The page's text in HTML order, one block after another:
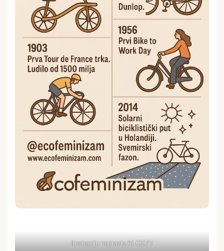
Ilustraciju napravio AI CGPT